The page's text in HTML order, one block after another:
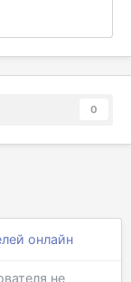
0
онлайн
не